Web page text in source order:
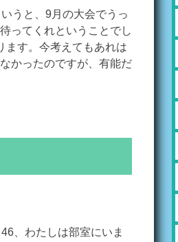
うと、9月の大会でうっ
ってくれということでし
ます。今考えてもあれは
かったのですが、有能だ
、わたしは部室にいま